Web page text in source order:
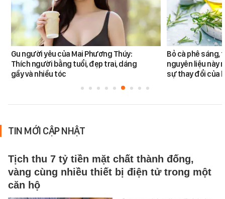
Gu người yêu của Mai Phương Thúy:
Thích người bằng tuổi, đẹp trai, dáng
gầy và nhiều tóc
Bỏ cà phê sáng,
nguyên liệu này
sự thay đổi của
TIN MỚI CẬP NHẬT
Tịch thu 7 tỷ tiền mặt chất thành đống,
vàng cùng nhiều thiết bị điện tử trong một
căn hộ